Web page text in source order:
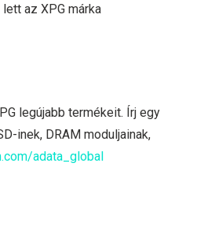
az XPG márka
legújabb termékeit. Írj egy
inek, DRAM moduljainak,
adata_global